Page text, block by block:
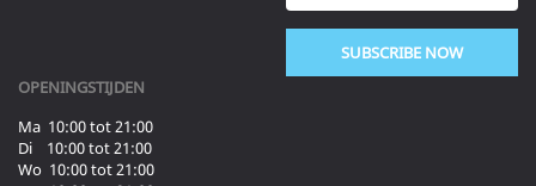
SUBSCRIBE NOW
OPENINGSTIJDEN
Ma 10:00 tot 21:00
Di 10:00 tot 21:00
Wo 10:00 tot 21:00